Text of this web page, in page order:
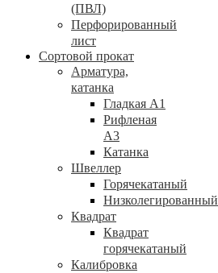
(ПВЛ)
Перфорированный
лист
Сортовой прокат
Арматура,
катанка
Гладкая А1
Рифленая
А3
Катанка
Швеллер
Горячекатаный
Низколегированный
Квадрат
Квадрат
горячекатаный
Калибровка